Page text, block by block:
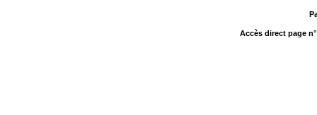
Accès direct page